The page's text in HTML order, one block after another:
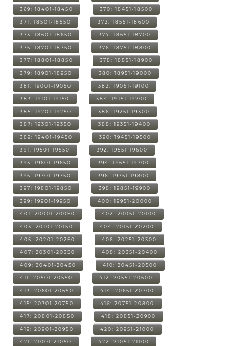
369: 18401-18450 370: 18451-18500
371: 18501-18550 372: 18551-18600
373: 18601-18650 374: 18651-18700
375: 18701-18750 376: 18751-18800
377: 18801-18850 378: 18851-18900
379: 18901-18950 380: 18951-19000
381: 19001-19050 382: 19051-19100
383: 19101-19150 384: 19151-19200
385: 19201-19250 386: 19251-19300
387: 19301-19350 388: 19351-19400
389: 19401-19450 390: 19451-19500
391: 19501-19550 392: 19551-19600
393: 19601-19650 394: 19651-19700
395: 19701-19750 396: 19751-19800
397: 19801-19850 398: 19851-19900
399: 19901-19950 400: 19951-20000
401: 20001-20050 402: 20051-20100
403: 20101-20150 404: 20151-20200
405: 20201-20250 406: 20251-20300
407: 20301-20350 408: 20351-20400
409: 20401-20450 410: 20451-20500
411: 20501-20550 412: 20551-20600
413: 20601-20650 414: 20651-20700
415: 20701-20750 416: 20751-20800
417: 20801-20850 418: 20851-20900
419: 20901-20950 420: 20951-21000
421: 21001-21050 422: 21051-21100